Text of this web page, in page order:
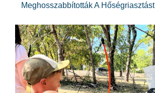
Meghosszabbították A Hőségriasztást